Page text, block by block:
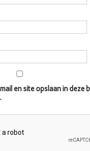
en site opslaan in